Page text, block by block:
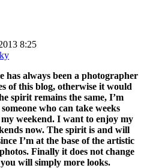
8:25
has always been a photographer
of this blog, otherwise it would
spirit remains the same, I’m
who can take weeks
weekend. I want to enjoy my
now. The spirit is and will
I’m at the base of the artistic
Finally it does not change
will simply more looks.